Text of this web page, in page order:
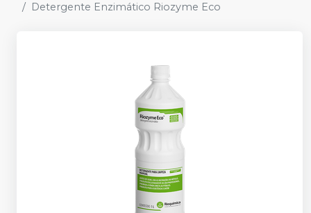
Detergente Enzimático Riozyme Eco